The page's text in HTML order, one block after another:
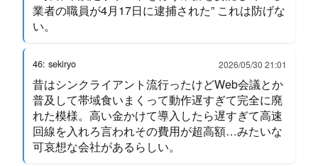
業者の職員が4月17日に逮捕された” これは防げな
い。
46: sekiryo 2026/05/30 21:01
昔はシンクライアント流行ったけどWeb会議とか
普及して帯域食いまくって動作遅すぎて完全に廃
れた模様。高い金かけて導入したら遅すぎて高速
回線を入れろ言われその費用が超高額…みたいな
可哀想な会社があるらしい。